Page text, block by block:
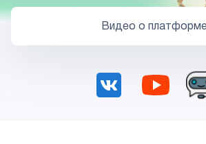
Видео о